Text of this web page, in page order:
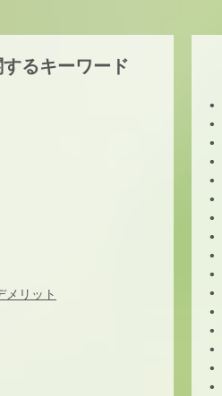
るキーワード
メリット